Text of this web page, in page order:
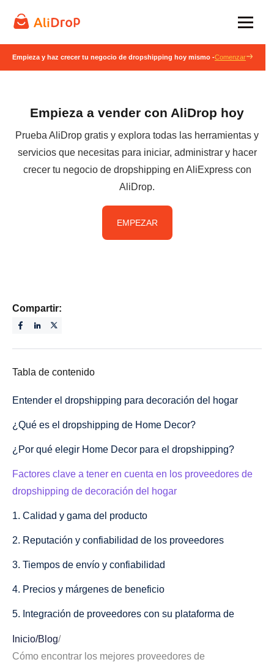
Empieza y haz crecer tu negocio de dropshipping hoy mismo -Comenzar
Empieza a vender con AliDrop hoy
Prueba AliDrop gratis y explora todas las herramientas y
servicios que necesitas para iniciar, administrar y hacer
crecer tu negocio de dropshipping en AliExpress con
AliDrop.
EMPEZAR
Compartir:
Tabla de contenido
Entender el dropshipping para decoración del hogar
¿Qué es el dropshipping de Home Decor?
¿Por qué elegir Home Decor para el dropshipping?
Factores clave a tener en cuenta en los proveedores de
dropshipping de decoración del hogar
1. Calidad y gama del producto
2. Reputación y confiabilidad de los proveedores
3. Tiempos de envío y confiabilidad
4. Precios y márgenes de beneficio
5. Integración de proveedores con su plataforma de
Los principales proveedores de dropshipping de
Inicio/Blog/
Cómo encontrar los mejores proveedores de